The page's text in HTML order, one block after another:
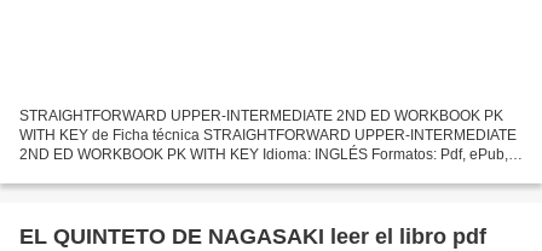
STRAIGHTFORWARD UPPER-INTERMEDIATE 2ND ED WORKBOOK PK
WITH KEY de Ficha técnica STRAIGHTFORWARD UPPER-INTERMEDIATE
2ND ED WORKBOOK PK WITH KEY Idioma: INGLÉS Formatos: Pdf, ePub,
BOOKS Año de...
EL QUINTETO DE NAGASAKI leer el libro pdf